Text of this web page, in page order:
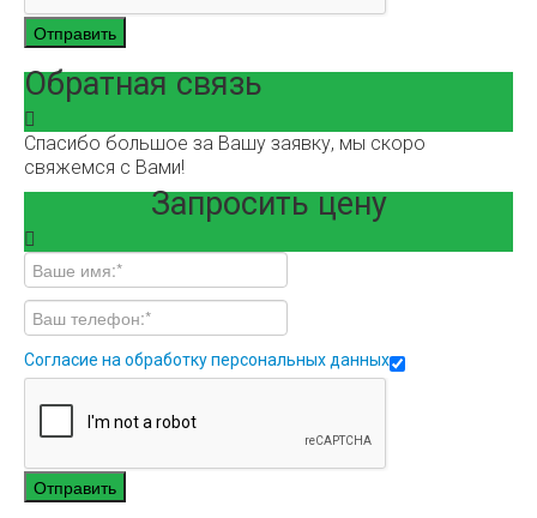
Отправить
Обратная связь
Спасибо большое за Вашу заявку, мы скоро
свяжемся с Вами!
Запросить цену
Согласие на обработку персональных данных
Отправить